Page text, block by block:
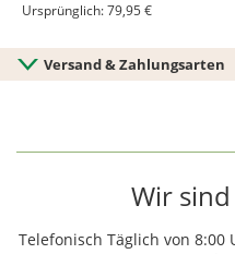
Ursprünglich: 79,95 €
Versand & Zahlungsarten
Wir
Telefonisch Täglich von 8:00